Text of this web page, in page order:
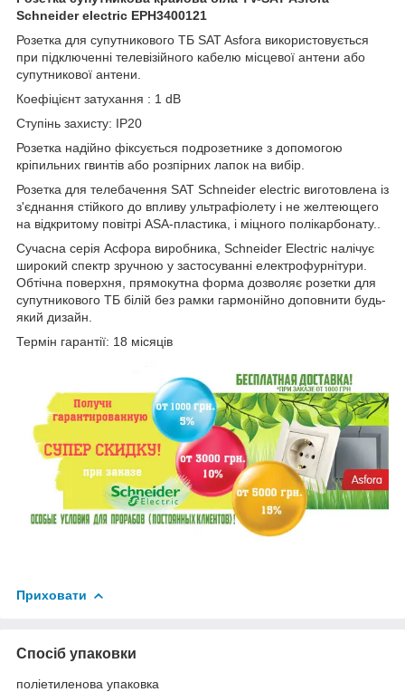
Schneider electric EPH3400121
Розетка для супутникового ТБ SAT Asfora використовується
при підключенні телевізійного кабелю місцевої антени або
супутникової антени.
Коефіцієнт затухання : 1 dB
Ступінь захисту: IP20
Розетка надійно фіксується подрозетнике з допомогою
кріпильних гвинтів або розпірних лапок на вибір.
Розетка для телебачення SAT Schneider electric виготовлена із
з'єднання стійкого до впливу ультрафіолету і не желтеющего
на відкритому повітрі ASA-пластика, і міцного полікарбонату..
Сучасна серія Асфора виробника, Schneider Electric налічує
широкий спектр зручною у застосуванні електрофурнітури.
Обтічна поверхня, прямокутна форма дозволяє розетки для
супутникового ТБ білій без рамки гармонійно доповнити будь-
який дизайн.
Термін гарантії: 18 місяців
Приховати
Спосіб упаковки
поліетиленова упаковка